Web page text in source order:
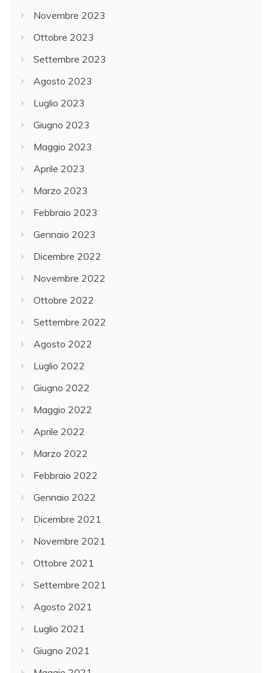
Novembre 2023
Ottobre 2023
Settembre 2023
Agosto 2023
Luglio 2023
Giugno 2023
Maggio 2023
Aprile 2023
Marzo 2023
Febbraio 2023
Gennaio 2023
Dicembre 2022
Novembre 2022
Ottobre 2022
Settembre 2022
Agosto 2022
Luglio 2022
Giugno 2022
Maggio 2022
Aprile 2022
Marzo 2022
Febbraio 2022
Gennaio 2022
Dicembre 2021
Novembre 2021
Ottobre 2021
Settembre 2021
Agosto 2021
Luglio 2021
Giugno 2021